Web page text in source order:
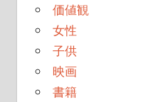
価値観
女性
子供
映画
書籍